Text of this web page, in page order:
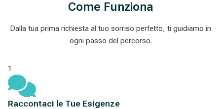
Come Funziona
Dalla tua prima richiesta al tuo sorriso perfetto, ti guidiamo in
ogni passo del percorso.
1
Raccontaci le Tue Esigenze